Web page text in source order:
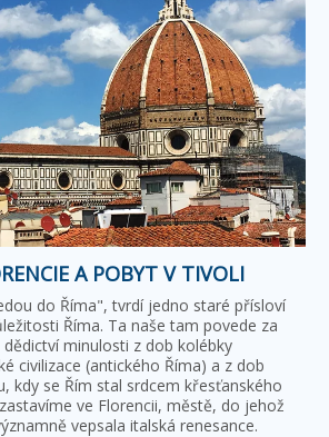
A POBYT V TIVOLI
do Říma", tvrdí jedno staré přísloví
Říma. Ta naše tam povede za
minulosti z dob kolébky
civilizace (antického Říma) a z dob
kdy se Řím stal srdcem křesťanského
ve Florencii, městě, do jehož
vepsala italská renesance.